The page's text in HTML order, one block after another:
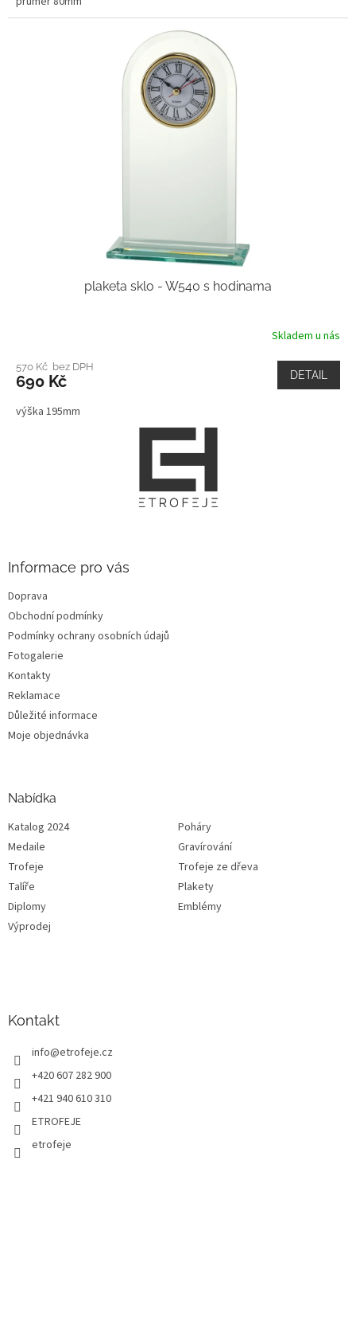
plaketa sklo - W540 s hodinama
Skladem u nás
570 Kč bez DPH
690 Kč DETAIL
výška 195mm
Informace pro vás
Doprava
Obchodní podmínky
Podmínky ochrany osobních údajů
Fotogalerie
Kontakty
Reklamace
Důležité informace
Moje objednávka
Nabídka
Katalog 2024
Poháry
Medaile
Gravírování
Trofeje
Trofeje ze dřeva
Talíře
Plakety
Diplomy
Emblémy
Výprodej
Kontakt
info@etrofeje.cz
+420 607 282 900
+421 940 610 310
ETROFEJE
etrofeje